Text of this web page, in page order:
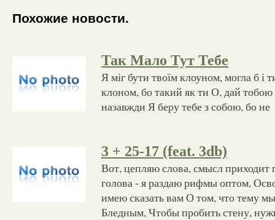
Похожие новости.
Так Мало Тут Тебе
Я міг бути твоїм клоуном, могла б і
клоном, бо такий як ти О, дай тобою
назавжди Я беру тебе з собою, бо не
3 + 25-17 (feat. 3db)
Вот, цепляю слова, смысл приходит
голова - я раздаю рифмы оптом,
имею сказать вам О том, что тему
Бледным, Чтобы пробить стену,